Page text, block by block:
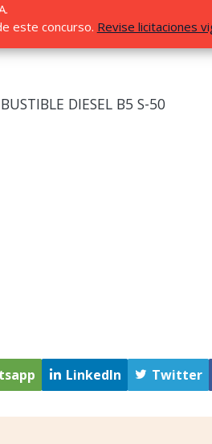
este concurso. Revise licitaciones
DIESEL B5 S-50
LinkedIn Twitter